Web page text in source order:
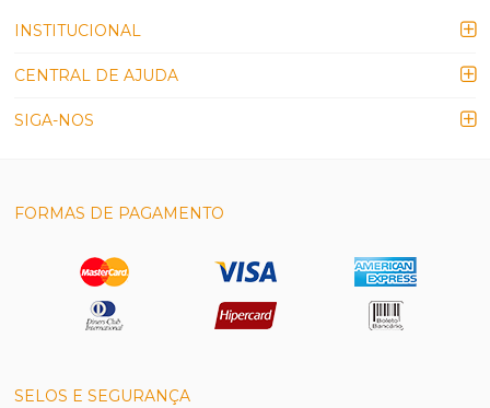
INSTITUCIONAL
CENTRAL DE AJUDA
SIGA-NOS
FORMAS DE PAGAMENTO
SELOS E SEGURANÇA